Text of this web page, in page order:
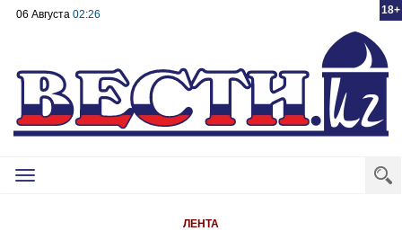
18+
06 Августа 02:26
Toggle
ЛЕНТА